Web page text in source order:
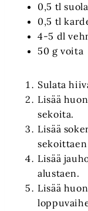
0,5 tl
0,5 tl
4-5 dl
50 g voita
Sulata
Lisää
sekoita.
Lisää
Lisää
alustaen.
Lisää